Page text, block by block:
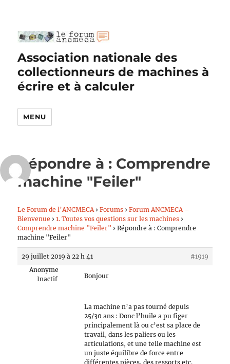
Association nationale des
collectionneurs de machines à
écrire et à calculer
MENU
Répondre à : Comprendre
machine "Feiler"
Le Forum de l’ANCMECA › Forums › Forum ANCMECA –
Bienvenue › 1. Toutes vos questions sur les machines ›
Comprendre machine "Feiler" › Répondre à : Comprendre
machine "Feiler"
29 juillet 2019 à 22 h 41
#1919
Anonyme
Inactif
Bonjour
La machine n’a pas tourné depuis
25/30 ans : Donc l’huile a pu figer
principalement là ou c’est sa place de
travail, dans les paliers ou les
articulations, et une telle machine est
un juste équilibre de force entre
différentes pièces, des ressorts etc.